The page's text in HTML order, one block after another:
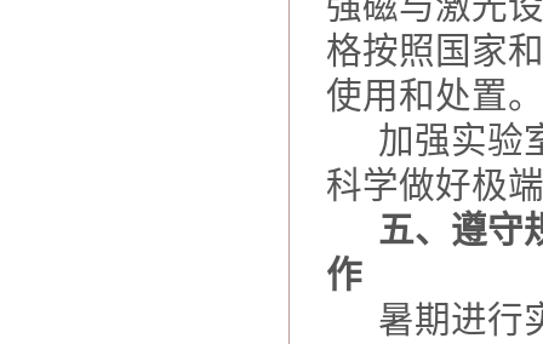
格按照国家
使用和处置。
加强实验
科学做好极
五、遵守
作
暑期进行